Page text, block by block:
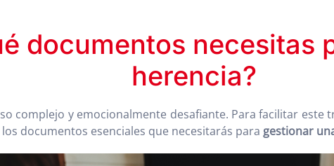
documentos necesitas
herencia?
complejo y emocionalmente desafiante. Para facilitar
documentos esenciales que necesitarás para gestionar